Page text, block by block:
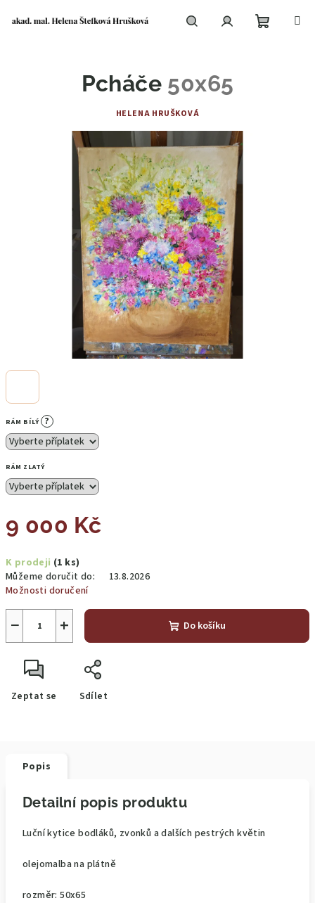
RÁM BÍLÝ ?
RÁM ZLATÝ
9 000 Kč
cena:
K prodeji (1 ks)
Můžeme doručit do:
13.8.2026
Možnosti doručení
+
− Do košíku
Zeptat se Sdílet
Pcháče 50x65
HELENA HRUŠKOVÁ
Popis
Detailní popis produktu
Luční kytice bodláků, zvonků a dalších pestrých květin
olejomalba na plátně
rozměr: 50x65